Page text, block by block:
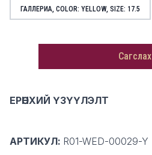
ГАЛЛЕРИА, COLOR: YELLOW, SIZE: 17.5
Сагслах
Description
ЕРӨНХИЙ ҮЗҮҮЛЭЛТ
АРТИКУЛ: R01-WED-00029-Y